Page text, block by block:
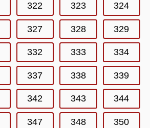
322 323 324
327 328 329
332 333 334
337 338 339
342 343 344
347 348 350